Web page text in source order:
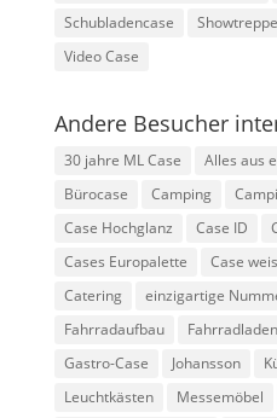
Schubladencase
Showtreppe
Video Case
Andere Besucher
30 jahre ML Case Alles aus
Bürocase
Camping
Case Hochglanz
Case ID
Cases Europalette
Case
Catering
einzigartige
Fahrradaufbau
Fahrradladen
Gastro-Case
Johansson
Leuchtkästen
Messemöbel